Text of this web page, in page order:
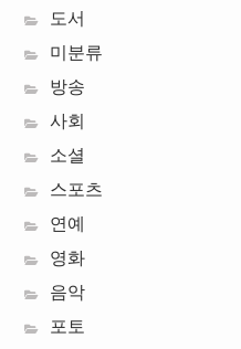
도서
미분류
방송
사회
소셜
스포츠
연예
영화
음악
포토